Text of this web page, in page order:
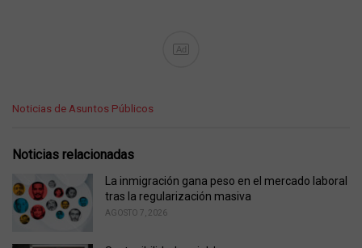
Ad
C
e
o
r
i
Noticias de Asuntos Públicos
Noticias relacionadas
La inmigración gana peso en el mercado laboral
tras la regularización masiva
AGOSTO 7, 2026